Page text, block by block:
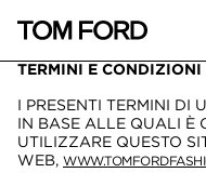
TERMINI E
I PRESENTI TERMINI DI
IN BASE ALLE QUALI È
UTILIZZARE QUESTO
WEB,